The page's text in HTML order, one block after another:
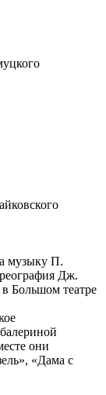
музыку П.
Дж.
Большом театре
они
«Дама с